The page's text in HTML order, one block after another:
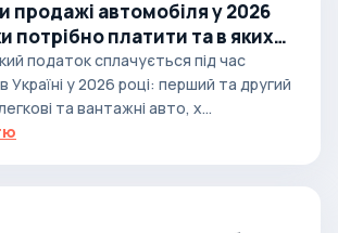
продажі автомобіля у 2026
потрібно платити та в яких
податок сплачується під час
у 2026 році: перший та другий
та вантажні авто, х...